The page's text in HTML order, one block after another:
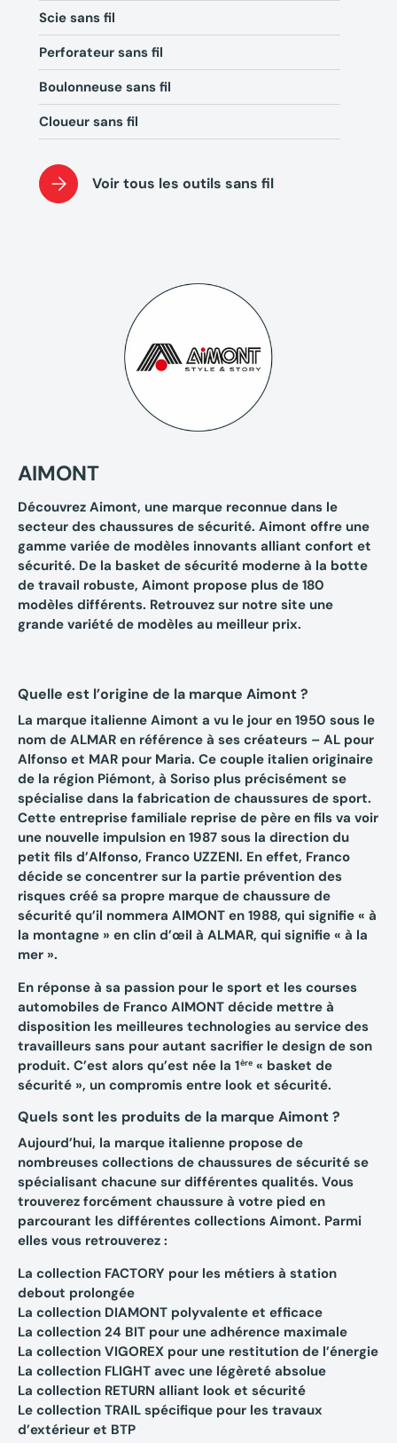
Scie sans fil
Perforateur sans fil
Boulonneuse sans fil
Cloueur sans fil
Voir tous les outils sans fil
AIMONT
Découvrez Aimont, une marque reconnue dans le
secteur des chaussures de sécurité. Aimont offre une
gamme variée de modèles innovants alliant confort et
sécurité. De la basket de sécurité moderne à la botte
de travail robuste, Aimont propose plus de 180
modèles différents. Retrouvez sur notre site une
grande variété de modèles au meilleur prix.
Quelle est l’origine de la marque Aimont ?
La marque italienne Aimont a vu le jour en 1950 sous le
nom de ALMAR en référence à ses créateurs – AL pour
Alfonso et MAR pour Maria. Ce couple italien originaire
de la région Piémont, à Soriso plus précisément se
spécialise dans la fabrication de chaussures de sport.
Cette entreprise familiale reprise de père en fils va voir
une nouvelle impulsion en 1987 sous la direction du
petit fils d’Alfonso, Franco UZZENI. En effet, Franco
décide se concentrer sur la partie prévention des
risques créé sa propre marque de chaussure de
sécurité qu’il nommera AIMONT en 1988, qui signifie « à
la montagne » en clin d’œil à ALMAR, qui signifie « à la
mer ».
En réponse à sa passion pour le sport et les courses
automobiles de Franco AIMONT décide mettre à
disposition les meilleures technologies au service des
travailleurs sans pour autant sacrifier le design de son
produit. C’est alors qu’est née la 1ère « basket de
sécurité », un compromis entre look et sécurité.
Quels sont les produits de la marque Aimont ?
Aujourd’hui, la marque italienne propose de
nombreuses collections de chaussures de sécurité se
spécialisant chacune sur différentes qualités. Vous
trouverez forcément chaussure à votre pied en
parcourant les différentes collections Aimont. Parmi
elles vous retrouverez :
La collection FACTORY pour les métiers à station
debout prolongée
La collection DIAMONT polyvalente et efficace
La collection 24 BIT pour une adhérence maximale
La collection VIGOREX pour une restitution de l’énergie
La collection FLIGHT avec une légèreté absolue
La collection RETURN alliant look et sécurité
Le collection TRAIL spécifique pour les travaux
d’extérieur et BTP